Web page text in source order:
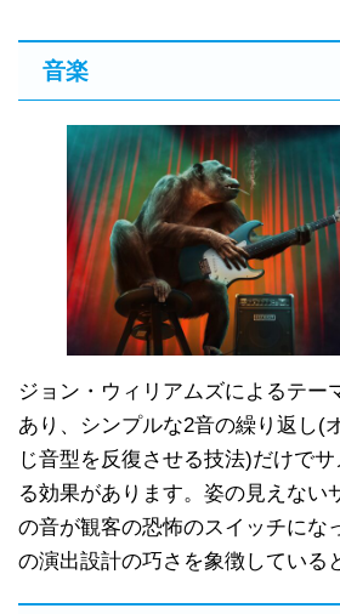
音楽
ジョン・ウィリアムズによるテー
あり、シンプルな2音の繰り返し(
じ音型を反復させる技法)だけで
る効果があります。姿の見えない
の音が観客の恐怖のスイッチにな
の演出設計の巧さを象徴している